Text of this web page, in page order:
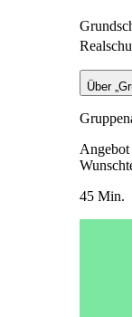
Über
45 Min.